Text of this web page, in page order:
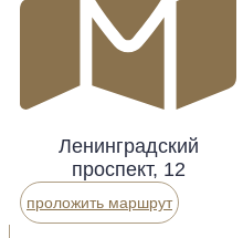
Ленинградский
проспект, 12
проложить маршрут